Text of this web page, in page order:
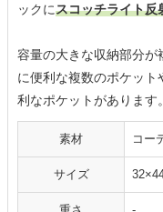
ックにスコッチライト反
容量の大きな収納部分が
に便利な複数のポケッ
利なポケットがあります。
素材 コー
サイズ